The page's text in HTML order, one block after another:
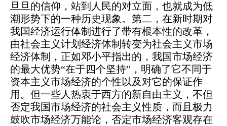
旦旦的信仰，站到人民的对立面，也就成为低
潮形势下的一种历史现象。第二，在新时期对
我国经济运行体制进行了带有根本性的改革，
由社会主义计划经济体制转变为社会主义市场
经济体制，正如邓小平指出的，我国市场经济
的最大优势“在于四个坚持”，明确了它不同于
资本主义市场经济的个性以及对它的保证作
用。但一些人热衷于西方的新自由主义，不但
否定我国市场经济的社会主义性质，而且极力
鼓吹市场经济万能论，否定市场经济客观存在